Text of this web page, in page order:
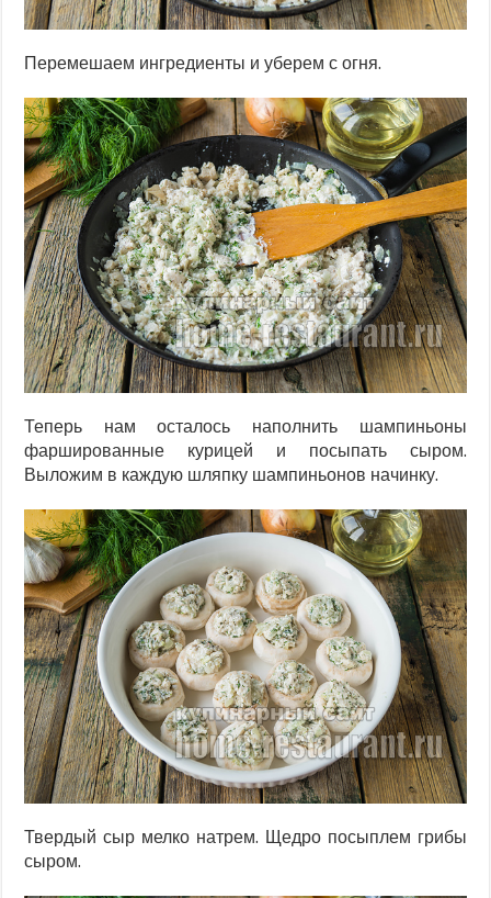
Перемешаем ингредиенты и уберем с огня.
Теперь нам осталось наполнить шампиньоны
фаршированные курицей и посыпать сыром.
Выложим в каждую шляпку шампиньонов начинку.
Твердый сыр мелко натрем. Щедро посыплем грибы
сыром.